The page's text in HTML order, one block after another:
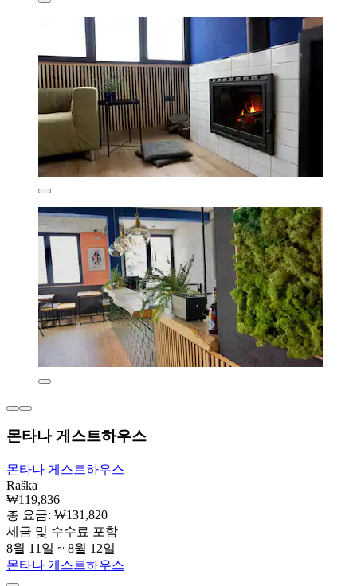
몬타나 게스트하우스
몬타나 게스트하우스
Raška
₩119,836
총 요금: ₩131,820
세금 및 수수료 포함
8월 11일 ~ 8월 12일
몬타나 게스트하우스